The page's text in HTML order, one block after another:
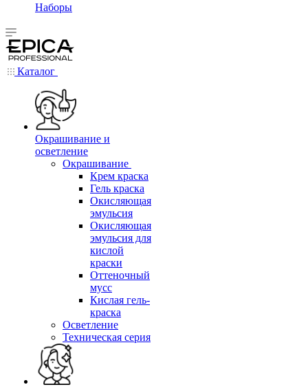
Наборы
Каталог
Окрашивание и
осветление
Окрашивание
Крем краска
Гель краска
Окисляющая
эмульсия
Окисляющая
эмульсия для
кислой
краски
Оттеночный
мусс
Кислая гель-
краска
Осветление
Техническая серия